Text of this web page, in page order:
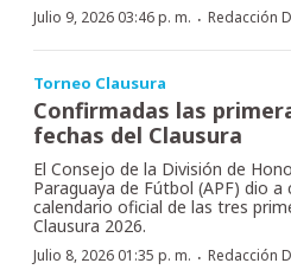
Julio 9, 2026 03:46 p. m. · Redacción
Torneo Clausura
Confirmadas las
fechas del Clausura
El Consejo de la División de
Paraguaya de Fútbol (APF) dio
calendario oficial de las tres
Clausura 2026.
Julio 8, 2026 01:35 p. m. · Redacción